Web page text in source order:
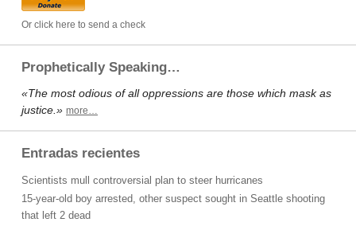
Or click here to send a check
Prophetically Speaking…
«The most odious of all oppressions are those which mask as
justice.» more…
Entradas recientes
Scientists mull controversial plan to steer hurricanes
15-year-old boy arrested, other suspect sought in Seattle shooting
that left 2 dead